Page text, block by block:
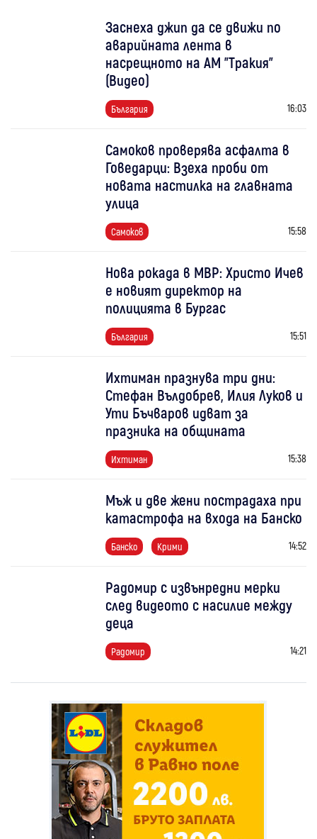
Заснеха джип да се движи по
аварийната лента в
насрещното на АМ "Тракия"
(Видео)
България 16:03
Самоков проверява асфалта в
Говедарци: Взеха проби от
новата настилка на главната
улица
Самоков 15:58
Нова рокада в МВР: Христо Ичев
е новият директор на
полицията в Бургас
България 15:51
Ихтиман празнува три дни:
Стефан Вълдобрев, Илия Луков и
Ути Бъчваров идват за
празника на общината
Ихтиман 15:38
Мъж и две жени пострадаха при
катастрофа на входа на Банско
Банско Крими 14:52
Радомир с извънредни мерки
след видеото с насилие между
деца
Радомир 14:21